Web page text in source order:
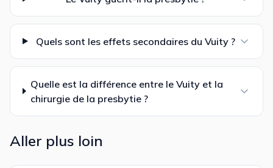
Quels sont les effets secondaires du Vuity ?
Quelle est la différence entre le Vuity et la
chirurgie de la presbytie ?
Aller plus loin